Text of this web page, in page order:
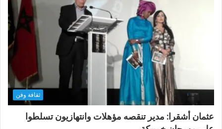
ثقافة وفن
عثمان أشقرا: مدير تنقصه مؤهلات وانتهازيون تسلطوا